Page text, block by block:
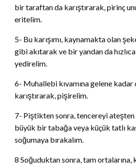
bir taraftan da karıştırarak, pirinç
eritelim.
5- Bu karışımı, kaynamakta olan
gibi akıtarak ve bir yandan da
yedirelim.
6- Muhallebi kıvamına gelene kadar
karıştırarak, pişirelim.
7- Piştikten sonra, tencereyi ateşten
büyük bir tabağa veya küçük tatlı
soğumaya bırakalım.
8 Soğuduktan sonra, tam ortalarına,